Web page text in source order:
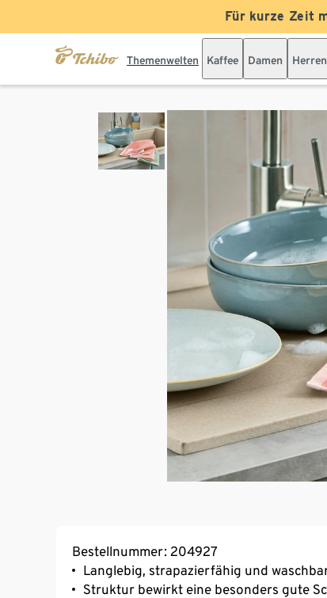
Für kurze Zeit
Themenwelten Kaffee Damen Herren
Bestellnummer: 204927
Langlebig, strapazierfähig und
Struktur bewirkt eine besonders gute